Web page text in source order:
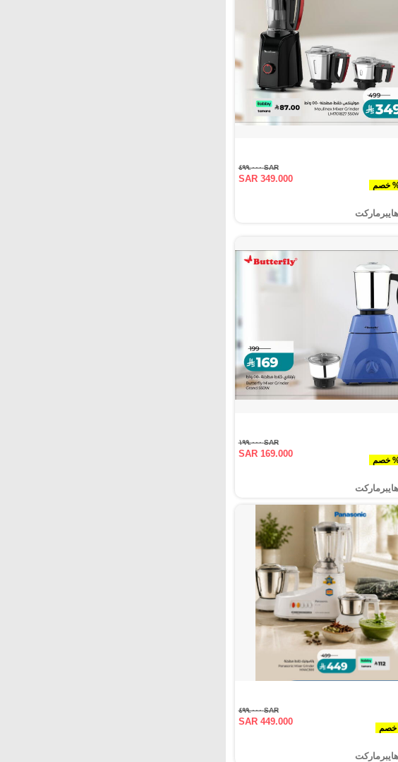
SAR ٤٩٩.٠٠٠
SAR 349.000
SAR ١٩٩.٠٠٠
SAR 169.000
SAR ٤٩٩.٠٠٠
SAR 449.000